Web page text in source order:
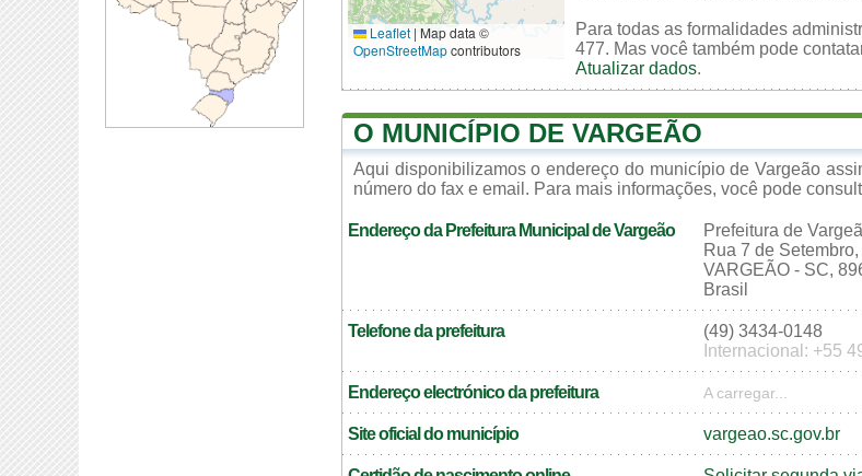
Leaflet | Map data ©
OpenStreetMapcontributors
Para todas as formalidades
477. Mas você também pode
Atualizar dados.
O MUNICÍPIO DE VARGEÃO
Aqui disponibilizamos o endereço do município de Vargeão
número do fax e email. Para mais informações, você pode
Endereço da Prefeitura Municipal de Vargeão
Prefeitura de
Rua 7 de Setembro,
VARGEÃO - SC,
Brasil
Telefone da prefeitura
(49) 3434-0148
Internacional: +55
Endereço electrónico da prefeitura A carregar...
Site oficial do município vargeao.sc.gov.br